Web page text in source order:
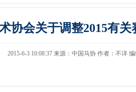
协会关于调整2015有
2015-6-3 10:08:37 来源：中国马协 作者：不详 编